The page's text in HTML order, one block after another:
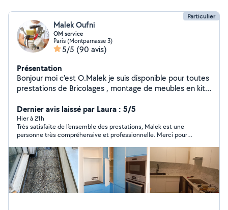
Particulier
Malek Oufni
OM service
Paris (Montparnasse 3)
5/5 (90 avis)
Présentation
Bonjour moi c'est O.Malek je suis disponible pour toutes
prestations de Bricolages , montage de meubles en kit
Tout les jour de la semaine
Dernier avis laissé par Laura : 5/5
Hier à 21h
Très satisfaite de l’ensemble des prestations, Malek est une
personne très compréhensive et professionnelle. Merci pour